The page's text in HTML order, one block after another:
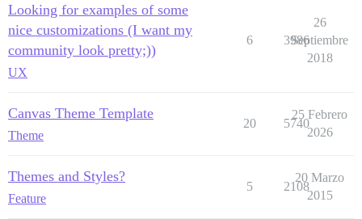
Looking for examples of some
nice customizations (I want my
community look pretty;))
UX
6 3986
26
Septiembre
2018
Canvas Theme Template
Theme
20 5740
25 Febrero
2026
Themes and Styles?
Feature
5 2108
20 Marzo
2015